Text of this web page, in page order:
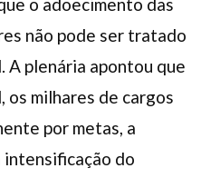
o adoecimento das
não pode ser tratado
A plenária apontou que
os milhares de cargos
por metas, a
intensificação do